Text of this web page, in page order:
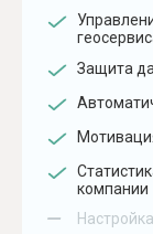
Защита
компании
–